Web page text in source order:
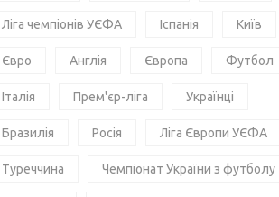
Ліга чемпіонів УЄФА Іспанія Київ
Євро Англія Європа Футбол
Італія Прем'єр-ліга Українці
Бразилія Росія Ліга Європи УЄФА
Туреччина Чемпіонат України з футболу